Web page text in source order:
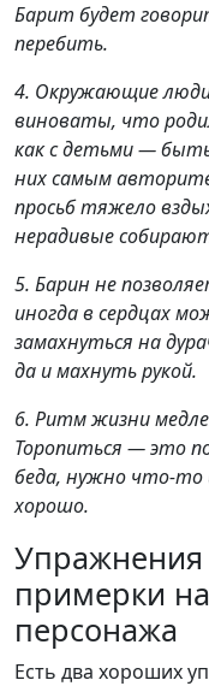
Барит будет
перебить.
4. Окружающие
виноваты, что
как с детьми —
них самым
просьб тяжело
нерадивые
5. Барин не
иногда в сердцах
замахнуться на
да и махнуть рукой.
6. Ритм жизни
Торопиться — это
беда, нужно что-то
хорошо.
Упражнения
примерки
персонажа
Есть два хороших